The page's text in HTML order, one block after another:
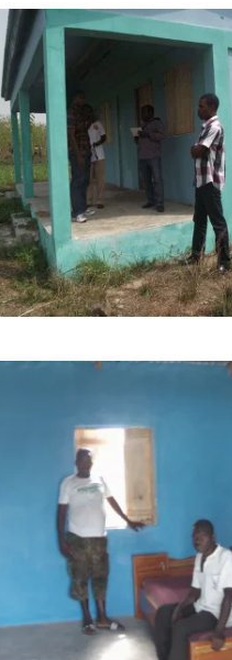
BILD ANZEIGEN
BILD ANZEIGEN